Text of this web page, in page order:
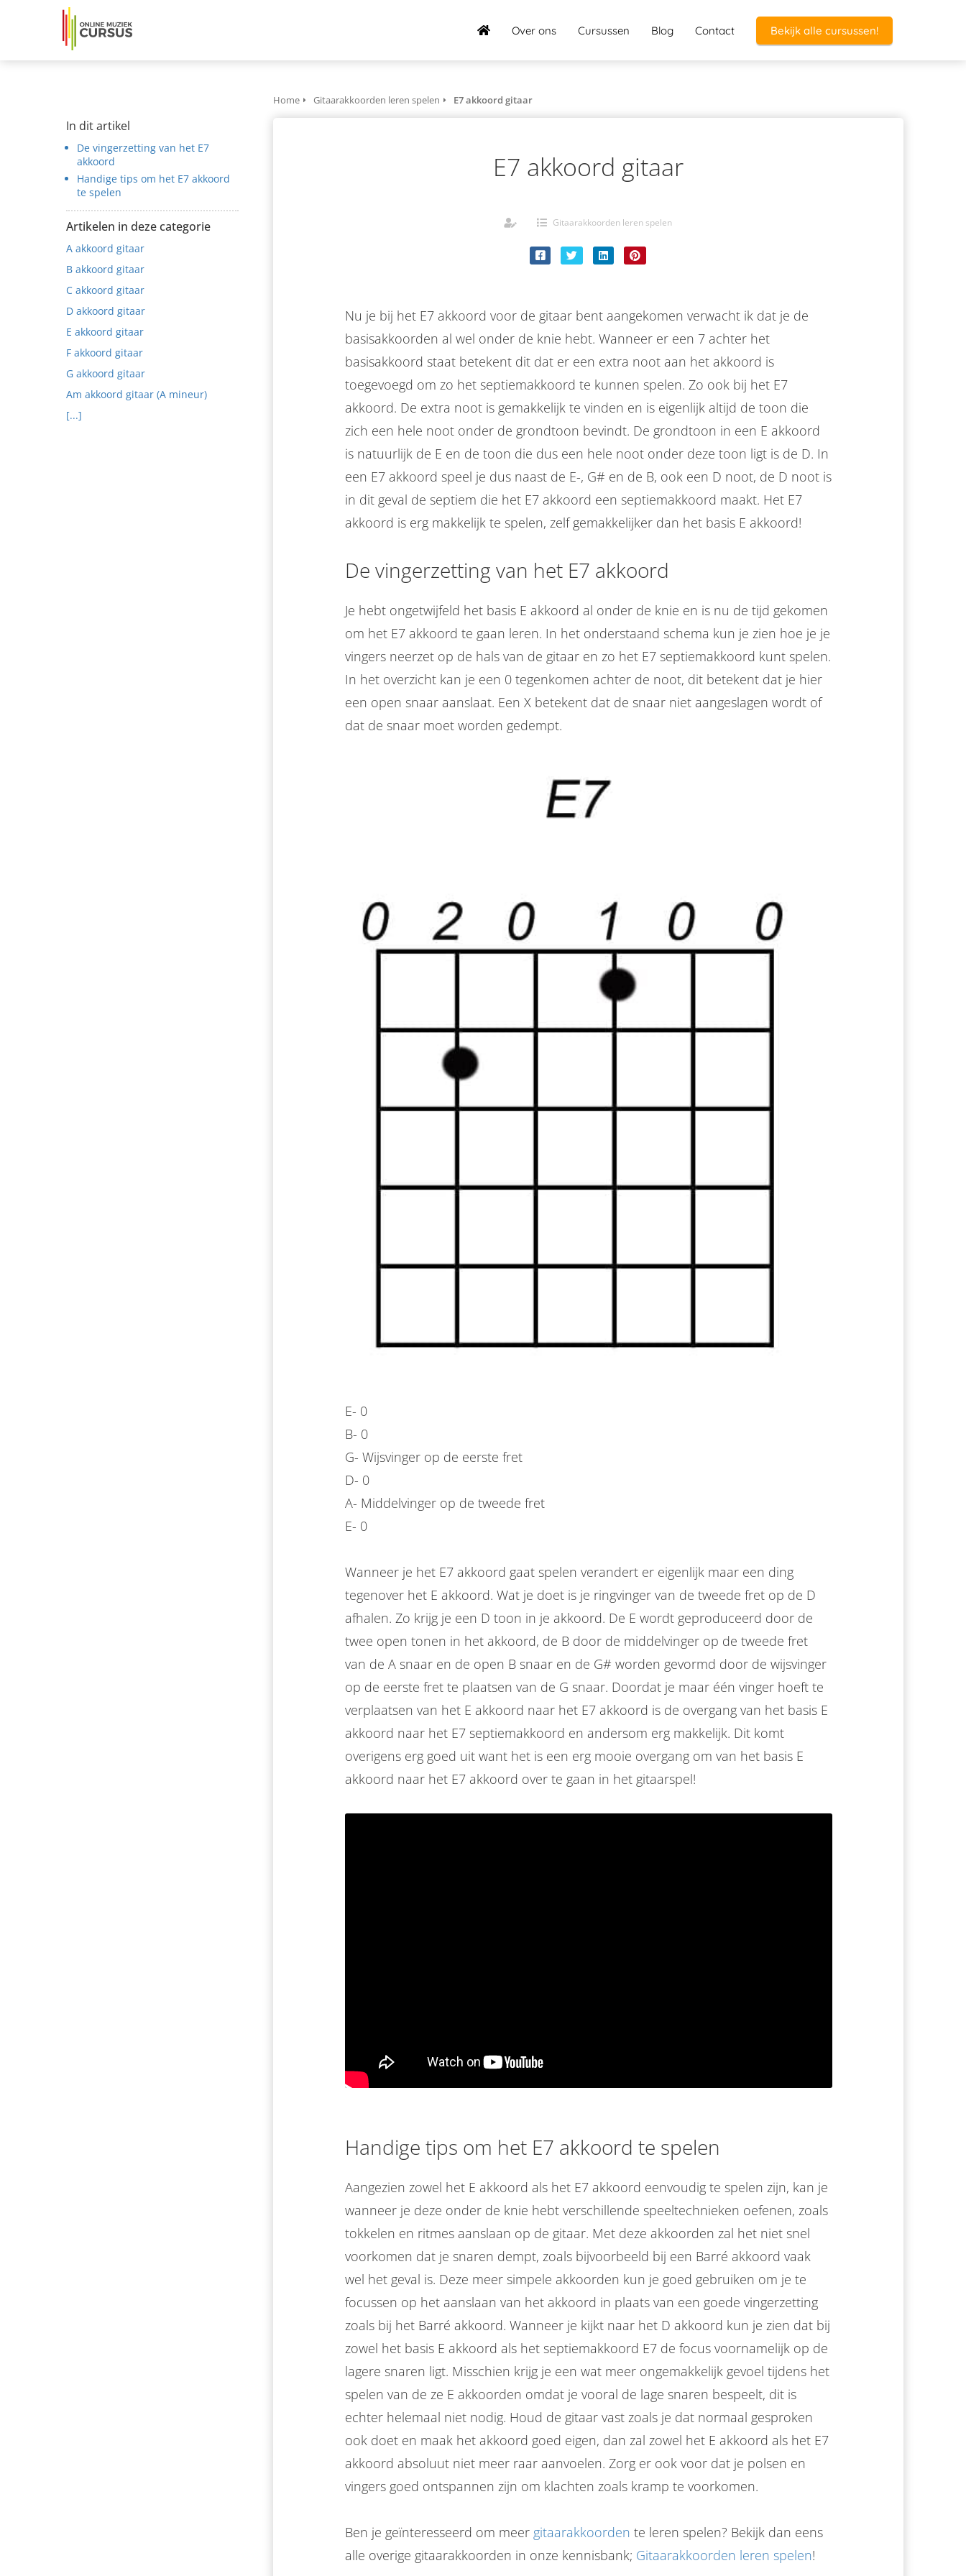
Over ons Cursussen Blog Contact Bekijk alle cursussen!
In dit artikel
De vingerzetting van het E7
akkoord
Handige tips om het E7 akkoord
te spelen
Artikelen in deze categorie
A akkoord gitaar
B akkoord gitaar
C akkoord gitaar
D akkoord gitaar
E akkoord gitaar
F akkoord gitaar
G akkoord gitaar
Am akkoord gitaar (A mineur)
[...]
Home Gitaarakkoorden leren spelen E7 akkoord gitaar
E7 akkoord gitaar
Gitaarakkoorden leren spelen
Nu je bij het E7 akkoord voor de gitaar bent aangekomen verwacht ik dat je de
basisakkoorden al wel onder de knie hebt. Wanneer er een 7 achter het
basisakkoord staat betekent dit dat er een extra noot aan het akkoord is
toegevoegd om zo het septiemakkoord te kunnen spelen. Zo ook bij het E7
akkoord. De extra noot is gemakkelijk te vinden en is eigenlijk altijd de toon die
zich een hele noot onder de grondtoon bevindt. De grondtoon in een E akkoord
is natuurlijk de E en de toon die dus een hele noot onder deze toon ligt is de D. In
een E7 akkoord speel je dus naast de E-, G# en de B, ook een D noot, de D noot is
in dit geval de septiem die het E7 akkoord een septiemakkoord maakt. Het E7
akkoord is erg makkelijk te spelen, zelf gemakkelijker dan het basis E akkoord!
De vingerzetting van het E7 akkoord
Je hebt ongetwijfeld het basis E akkoord al onder de knie en is nu de tijd gekomen
om het E7 akkoord te gaan leren. In het onderstaand schema kun je zien hoe je je
vingers neerzet op de hals van de gitaar en zo het E7 septiemakkoord kunt spelen.
In het overzicht kan je een 0 tegenkomen achter de noot, dit betekent dat je hier
een open snaar aanslaat. Een X betekent dat de snaar niet aangeslagen wordt of
dat de snaar moet worden gedempt.
E- 0
B- 0
G- Wijsvinger op de eerste fret
D- 0
A- Middelvinger op de tweede fret
E- 0
Wanneer je het E7 akkoord gaat spelen verandert er eigenlijk maar een ding
tegenover het E akkoord. Wat je doet is je ringvinger van de tweede fret op de D
afhalen. Zo krijg je een D toon in je akkoord. De E wordt geproduceerd door de
twee open tonen in het akkoord, de B door de middelvinger op de tweede fret
van de A snaar en de open B snaar en de G# worden gevormd door de wijsvinger
op de eerste fret te plaatsen van de G snaar. Doordat je maar één vinger hoeft te
verplaatsen van het E akkoord naar het E7 akkoord is de overgang van het basis E
akkoord naar het E7 septiemakkoord en andersom erg makkelijk. Dit komt
overigens erg goed uit want het is een erg mooie overgang om van het basis E
akkoord naar het E7 akkoord over te gaan in het gitaarspel!
Handige tips om het E7 akkoord te spelen
Aangezien zowel het E akkoord als het E7 akkoord eenvoudig te spelen zijn, kan je
wanneer je deze onder de knie hebt verschillende speeltechnieken oefenen, zoals
tokkelen en ritmes aanslaan op de gitaar. Met deze akkoorden zal het niet snel
voorkomen dat je snaren dempt, zoals bijvoorbeeld bij een Barré akkoord vaak
wel het geval is. Deze meer simpele akkoorden kun je goed gebruiken om je te
focussen op het aanslaan van het akkoord in plaats van een goede vingerzetting
zoals bij het Barré akkoord. Wanneer je kijkt naar het D akkoord kun je zien dat bij
zowel het basis E akkoord als het septiemakkoord E7 de focus voornamelijk op de
lagere snaren ligt. Misschien krijg je een wat meer ongemakkelijk gevoel tijdens het
spelen van de ze E akkoorden omdat je vooral de lage snaren bespeelt, dit is
echter helemaal niet nodig. Houd de gitaar vast zoals je dat normaal gesproken
ook doet en maak het akkoord goed eigen, dan zal zowel het E akkoord als het E7
akkoord absoluut niet meer raar aanvoelen. Zorg er ook voor dat je polsen en
vingers goed ontspannen zijn om klachten zoals kramp te voorkomen.
Ben je geïnteresseerd om meer gitaarakkoorden te leren spelen? Bekijk dan eens
alle overige gitaarakkoorden in onze kennisbank; Gitaarakkoorden leren spelen!